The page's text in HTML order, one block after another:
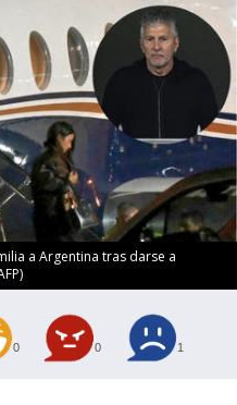
a Argentina tras darse a
0 0 1